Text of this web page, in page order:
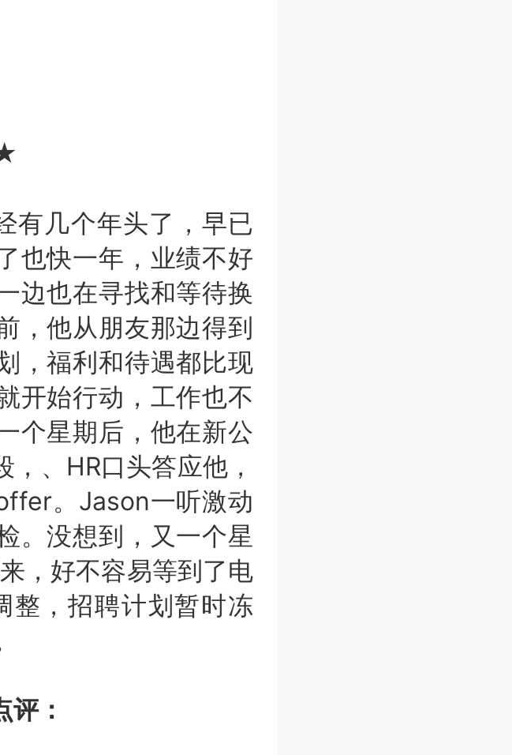
几个年头了，早已
也快一年，业绩不好
边也在寻找和等待换
，他从朋友那边得到
，福利和待遇都比现
开始行动，工作也不
个星期后，他在新公
、HR口头答应他，
。Jason一听激动
。没想到，又一个星
，好不容易等到了电
整，招聘计划暂时冻
评：